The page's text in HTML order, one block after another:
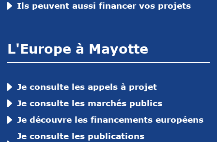
Ils peuvent aussi financer vos projets
L'Europe à Mayotte
Je consulte les appels à projet
Je consulte les marchés publics
Je découvre les financements européens
Je consulte les publications